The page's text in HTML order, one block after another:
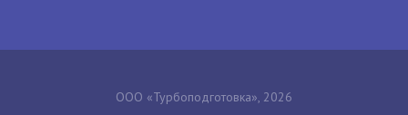
ООО «Турбоподготовка», 2026